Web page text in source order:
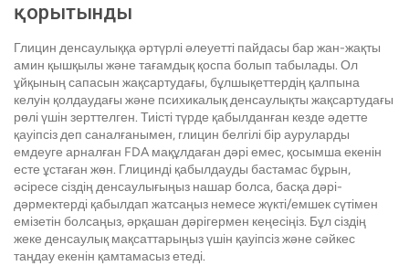
қорытынды
Глицин денсаулыққа әртүрлі әлеуетті пайдасы бар жан-жақты
амин қышқылы және тағамдық қоспа болып табылады. Ол
ұйқының сапасын жақсартудағы, бұлшықеттердің қалпына
келуін қолдаудағы және психикалық денсаулықты жақсартудағы
рөлі үшін зерттелген. Тиісті түрде қабылданған кезде әдетте
қауіпсіз деп саналғанымен, глицин белгілі бір ауруларды
емдеуге арналған FDA мақұлдаған дәрі емес, қосымша екенін
есте ұстаған жөн. Глицинді қабылдауды бастамас бұрын,
әсіресе сіздің денсаулығыңыз нашар болса, басқа дәрі-
дәрмектерді қабылдап жатсаңыз немесе жүкті/емшек сүтімен
емізетін болсаңыз, әрқашан дәрігермен кеңесіңіз. Бұл сіздің
жеке денсаулық мақсаттарыңыз үшін қауіпсіз және сәйкес
таңдау екенін қамтамасыз етеді.